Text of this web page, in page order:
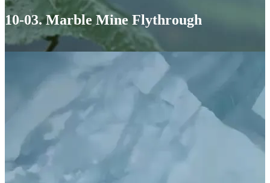
10-03. Marble Mine Flythrough